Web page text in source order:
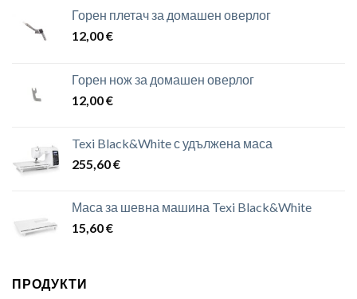
Горен плетач за домашен оверлог
12,00€
Горен нож за домашен оверлог
12,00€
Texi Black&White с удължена маса
255,60€
Маса за шевна машина Texi Black&White
15,60€
ПРОДУКТИ